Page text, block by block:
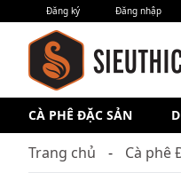
Đăng ký Đăng nhập
CÀ PHÊ ĐẶC SẢN
Trang chủ Cà phê